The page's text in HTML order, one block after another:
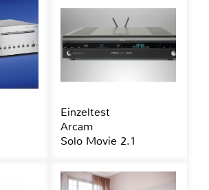
Einzeltest
Arcam
Solo Movie 2.1